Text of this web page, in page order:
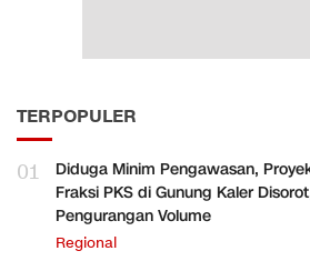
TERPOPULER
01
Diduga Minim Pengawasan,
Fraksi PKS di Gunung Kaler
Pengurangan Volume
Regional